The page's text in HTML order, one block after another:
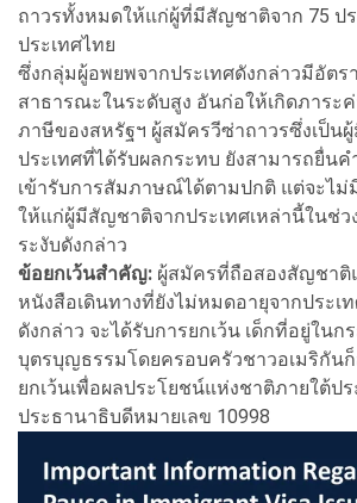
ถาวรทั้งหมดให้แก่ผู้ที่มีสัญชาติจาก 75 ปร
ประเทศไทย
ซึ่งกลุ่มผู้อพยพจากประเทศดังกล่าวมีอัตร
สาธารณะในระดับสูง อันก่อให้เกิดภาระค่
ภาษีของสหรัฐฯ ผู้สมัครวีซ่าถาวรซึ่งเป็น
ประเทศที่ได้รับผลกระทบ ยังสามารถยื่น
เข้ารับการสัมภาษณ์ได้ตามปกติ แต่จะไม่
ให้แก่ผู้มีสัญชาติจากประเทศเหล่านี้ในช่ว
ระงับดังกล่าว
ข้อยกเว้นสำคัญ: ผู้สมัครที่ถือสองสัญชาติ
หนังสือเดินทางที่ยังไม่หมดอายุจากประเ
ดังกล่าว จะได้รับการยกเว้น เด็กที่อยู่ในก
บุตรบุญธรรมโดยครอบครัวชาวอเมริกัน
ยกเว้นเพื่อผลประโยชน์แห่งชาติภายใต้ป
ประธานาธิบดีหมายเลข 10998